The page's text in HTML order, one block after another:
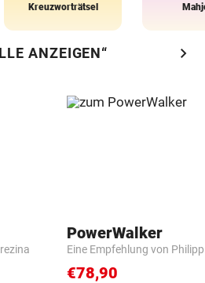
Kreuzworträtsel
ANZEIGEN“ chevron_right
PowerWalker
Eine Empfehlung von
€78,90